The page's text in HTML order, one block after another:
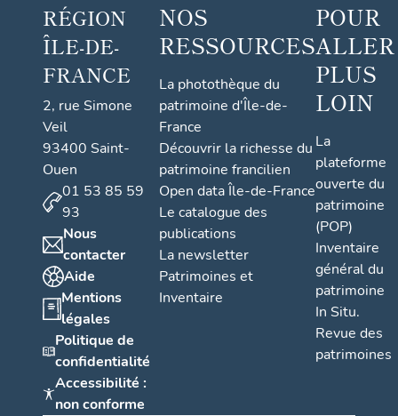
RÉGION
ÎLE-DE-
FRANCE
2, rue Simone
Veil
93400 Saint-
Ouen
01 53 85 59
93
Nous
contacter
Aide
Mentions
légales
Politique de
confidentialité
Accessibilité :
non conforme
NOS
RESSOURCES
La photothèque du
patrimoine d'Île-de-
France
Découvrir la richesse du
patrimoine francilien
Open data Île-de-France
Le catalogue des
publications
La newsletter
Patrimoines et
Inventaire
POUR
ALLER
PLUS
LOIN
La
plateforme
ouverte du
patrimoine
(POP)
Inventaire
général du
patrimoine
In Situ.
Revue des
patrimoines